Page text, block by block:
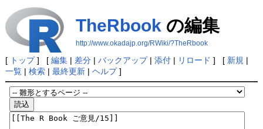
TheRbook の編集
http://www.okadajp.org/RWiki/?TheRbook
[ トップ] [ 編集| 差分| バックアップ| 添付| リロード ] [ 新規 |
一覧| 検索| 最終更新| ヘルプ]